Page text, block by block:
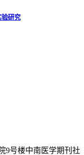
验研究
9号楼中南医学期刊社